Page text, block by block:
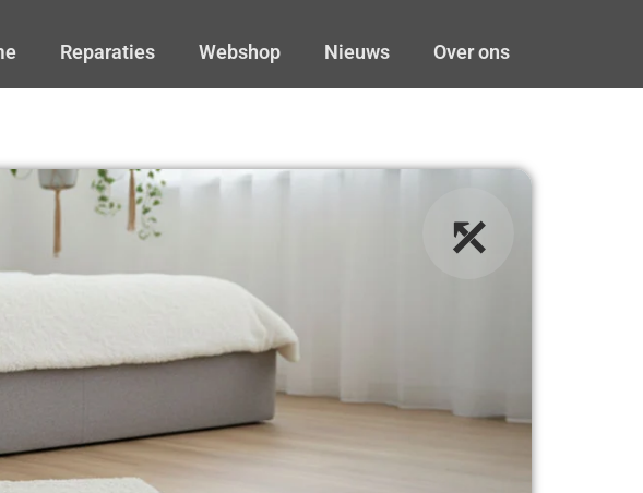
Reparaties Webshop Nieuws Over ons